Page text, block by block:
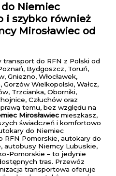
Niemiec
i szybko również
Mirosławiec od
transport do RFN z Polski od
Bydgoszcz, Toruń,
Gniezno, Włocławek,
Gorzów Wielkopolski, Wałcz,
Trzcianka, Oborniki,
Człuchów oraz
temu, bez względu na
Mirosławiec mieszkasz,
świadczeń i komfortowo
do Niemiec
RFN Pomorskie, autokary do
autobusy Niemcy Lubuskie,
Pomorskie – to jedynie
tras. Przewóz
transportowa oferuje